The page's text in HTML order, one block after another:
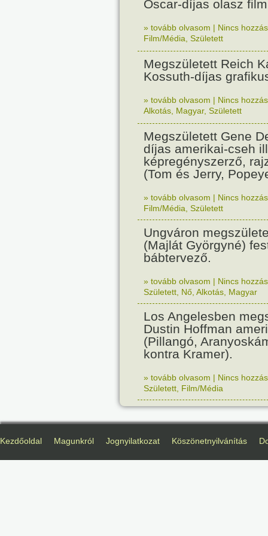
Oscar-díjas olasz
» tovább olvasom | Nincs
Film/Média Született
Megszületett Reich
Kossuth-díjas
» tovább olvasom | Nincs
Alkotás Magyar, Született
Megszületett Gene
díjas amerikai-cseh
képregényszerző,
(Tom és Jerry,
» tovább olvasom | Nincs
Film/Média Született
Ungváron
(Majlát Györgyné)
bábtervező.
» tovább olvasom | Nincs
Született Nő Alkotás Magyar
Los Angelesben
Dustin Hoffman
(Pillangó,
kontra Kramer).
» tovább olvasom | Nincs
Született Film/Média
Kezdőoldal Magunkról Jognyilatkozat Köszönetnyilvánítás